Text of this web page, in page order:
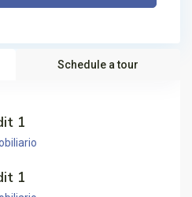
Schedule a tour
1
1